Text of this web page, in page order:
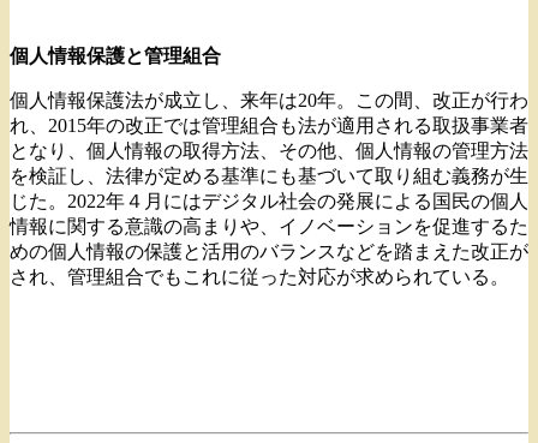
個人情報保護と管理組合
個人情報保護法が成立し、来年は20年。この間、改正が行わ
れ、2015年の改正では管理組合も法が適用される取扱事業者
となり、個人情報の取得方法、その他、個人情報の管理方法
を検証し、法律が定める基準にも基づいて取り組む義務が生
じた。2022年４月にはデジタル社会の発展による国民の個人
情報に関する意識の高まりや、イノベーションを促進するた
めの個人情報の保護と活用のバランスなどを踏まえた改正が
され、管理組合でもこれに従った対応が求められている。